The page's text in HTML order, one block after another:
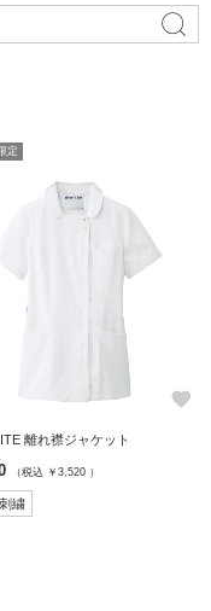
定
favorite
離れ襟ジャケット
（税込 ￥3,520 ）
繍